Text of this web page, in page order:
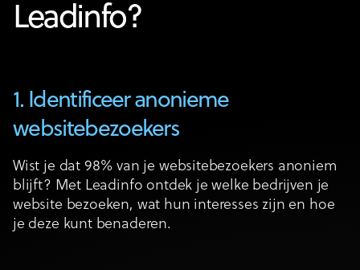
Leadinfo?
1. Identificeer anonieme
websitebezoekers
Wist je dat 98% van je websitebezoekers anoniem
blijft? Met Leadinfo ontdek je welke bedrijven je
website bezoeken, wat hun interesses zijn en hoe
je deze kunt benaderen.